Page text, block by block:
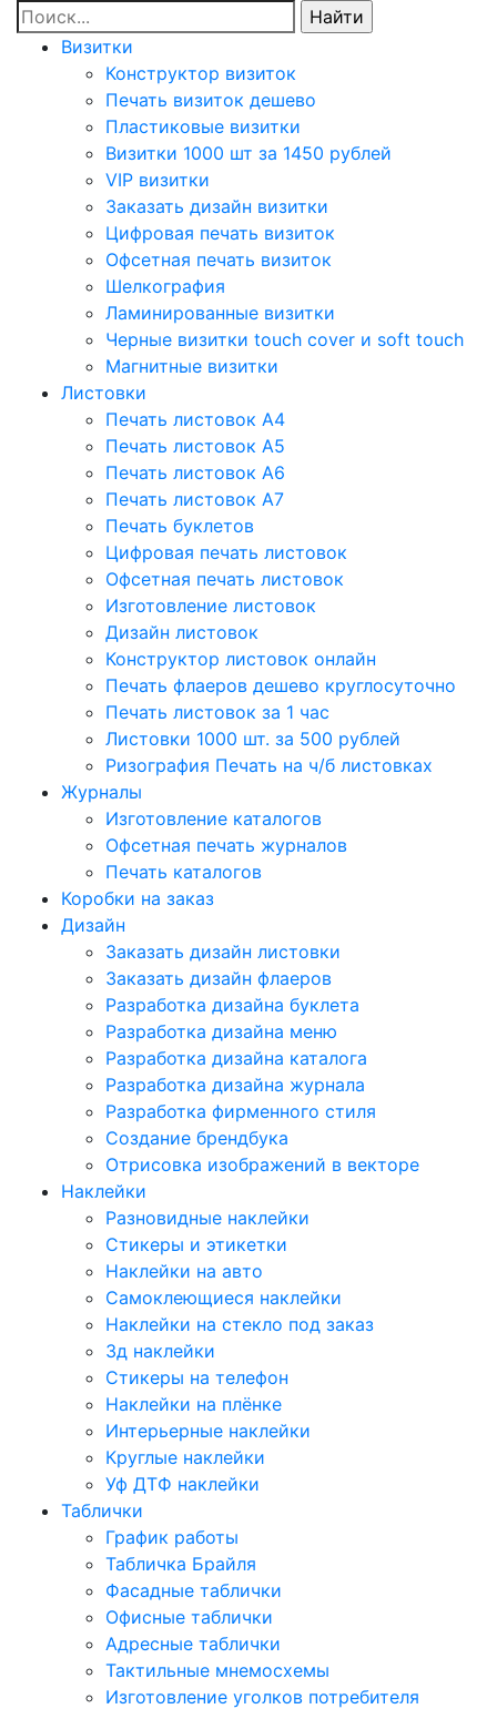
Визитки
Конструктор визиток
Печать визиток дешево
Пластиковые визитки
Визитки 1000 шт за 1450 рублей
VIP визитки
Заказать дизайн визитки
Цифровая печать визиток
Офсетная печать визиток
Шелкография
Ламинированные визитки
Черные визитки touch cover и soft touch
Магнитные визитки
Листовки
Печать листовок А4
Печать листовок А5
Печать листовок А6
Печать листовок А7
Печать буклетов
Цифровая печать листовок
Офсетная печать листовок
Изготовление листовок
Дизайн листовок
Конструктор листовок онлайн
Печать флаеров дешево круглосуточно
Печать листовок за 1 час
Листовки 1000 шт. за 500 рублей
Ризография Печать на ч/б листовках
Журналы
Изготовление каталогов
Офсетная печать журналов
Печать каталогов
Коробки на заказ
Дизайн
Заказать дизайн листовки
Заказать дизайн флаеров
Разработка дизайна буклета
Разработка дизайна меню
Разработка дизайна каталога
Разработка дизайна журнала
Разработка фирменного стиля
Создание брендбука
Отрисовка изображений в векторе
Наклейки
Разновидные наклейки
Стикеры и этикетки
Наклейки на авто
Самоклеющиеся наклейки
Наклейки на стекло под заказ
3д наклейки
Cтикеры на телефон
Наклейки на плёнке
Интерьерные наклейки
Круглые наклейки
Уф ДТФ наклейки
Таблички
График работы
Табличка Брайля
Фасадные таблички
Офисные таблички
Адресные таблички
Тактильные мнемосхемы
Изготовление уголков потребителя